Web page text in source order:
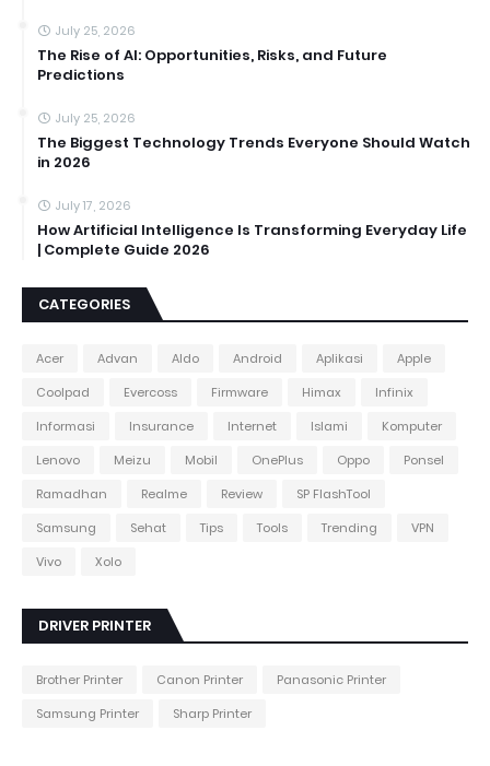
July 25, 2026
The Rise of AI: Opportunities, Risks, and Future
Predictions
July 25, 2026
The Biggest Technology Trends Everyone Should Watch
in 2026
July 17, 2026
How Artificial Intelligence Is Transforming Everyday Life
| Complete Guide 2026
CATEGORIES
Acer Advan Aldo Android Aplikasi
Apple
Coolpad
Evercoss Firmware Himax
Infinix
Informasi
Insurance Internet Islami
Komputer
Lenovo
Meizu Mobil OnePlus Oppo
Ponsel
Ramadhan
Realme Review
SP FlashTool
Samsung
Sehat Tips Tools Trending
VPN
Vivo
Xolo
DRIVER PRINTER
Brother Printer Canon Printer
Panasonic Printer
Samsung Printer
Sharp Printer